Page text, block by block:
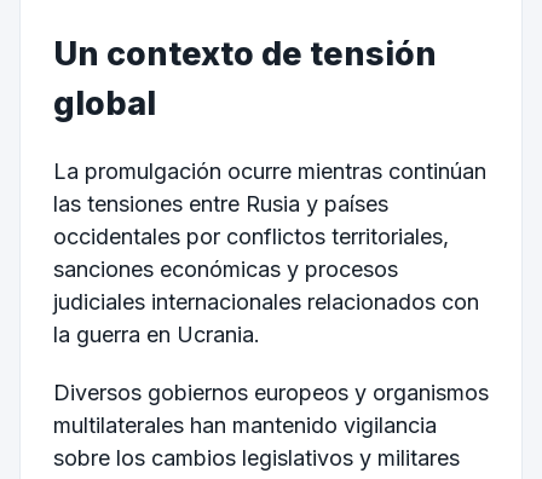
Un contexto de tensión
global
La promulgación ocurre mientras continúan
las tensiones entre Rusia y países
occidentales por conflictos territoriales,
sanciones económicas y procesos
judiciales internacionales relacionados con
la guerra en Ucrania.
Diversos gobiernos europeos y organismos
multilaterales han mantenido vigilancia
sobre los cambios legislativos y militares